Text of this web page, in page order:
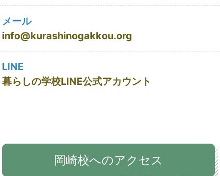
メール
info@kurashinogakkou.org
LINE
暮らしの学校LINE公式アカウント
岡崎校へのアクセス